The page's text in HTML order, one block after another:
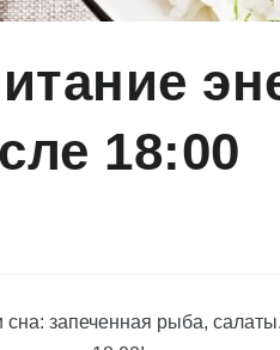
18:00
запеченная рыба,